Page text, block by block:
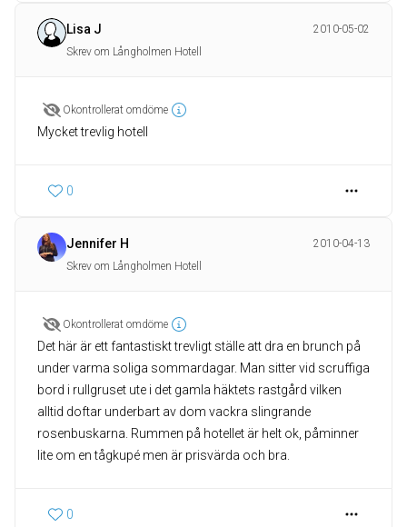
Lisa J
2010-05-02
Skrev om Långholmen Hotell
Okontrollerat omdöme
Mycket trevlig hotell
0
Jennifer H
2010-04-13
Skrev om Långholmen Hotell
Okontrollerat omdöme
Det här är ett fantastiskt trevligt ställe att dra en brunch på
under varma soliga sommardagar. Man sitter vid scruffiga
bord i rullgruset ute i det gamla häktets rastgård vilken
alltid doftar underbart av dom vackra slingrande
rosenbuskarna. Rummen på hotellet är helt ok, påminner
lite om en tågkupé men är prisvärda och bra.
0